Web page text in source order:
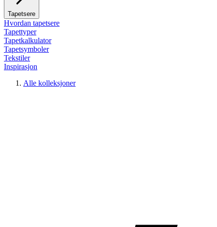
Tapetsere
Hvordan tapetsere
Tapettyper
Tapetkalkulator
Tapetsymboler
Tekstiler
Inspirasjon
Alle kolleksjoner